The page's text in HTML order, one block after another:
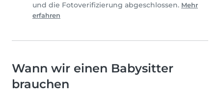
und die Fotoverifizierung abgeschlossen. Mehr
erfahren
Wann wir einen Babysitter
brauchen